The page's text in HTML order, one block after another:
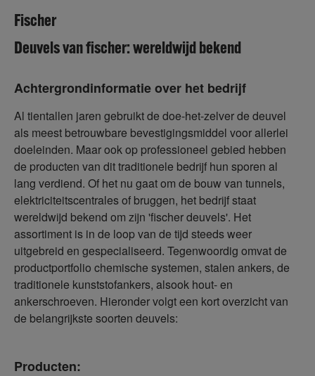
Fischer
Deuvels van fischer: wereldwijd bekend
Achtergrondinformatie over het bedrijf
Al tientallen jaren gebruikt de doe-het-zelver de deuvel
als meest betrouwbare bevestigingsmiddel voor allerlei
doeleinden. Maar ook op professioneel gebied hebben
de producten van dit traditionele bedrijf hun sporen al
lang verdiend. Of het nu gaat om de bouw van tunnels,
elektriciteitscentrales of bruggen, het bedrijf staat
wereldwijd bekend om zijn 'fischer deuvels'. Het
assortiment is in de loop van de tijd steeds weer
uitgebreid en gespecialiseerd. Tegenwoordig omvat de
productportfolio chemische systemen, stalen ankers, de
traditionele kunststofankers, alsook hout- en
ankerschroeven. Hieronder volgt een kort overzicht van
de belangrijkste soorten deuvels:
Producten: